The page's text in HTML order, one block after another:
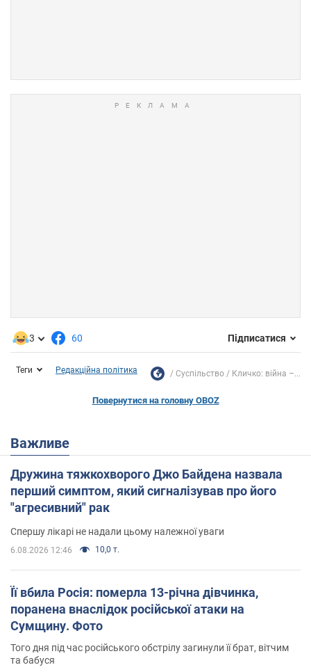
3 60 Підписатися
Теги Редакційна політика Суспільство Кличко: війна –...
Повернутися на головну OBOZ
Важливе
Дружина тяжкохворого Джо Байдена назвала
перший симптом, який сигналізував про його
"агресивний" рак
Спершу лікарі не надали цьому належної уваги
6.08.2026 12:46 10,0 т.
Її вбила Росія: померла 13-річна дівчинка,
поранена внаслідок російської атаки на
Сумщину. Фото
Того дня під час російського обстрілу загинули її брат, вітчим
та бабуся